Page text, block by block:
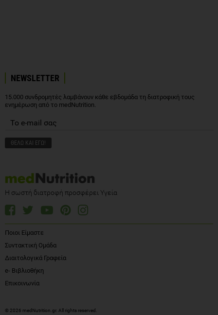
NEWSLETTER
15.000 συνδρομητές λαμβάνουν κάθε εβδομάδα τη διατροφική τους
ενημέρωση από το medNutrition.
Η σωστή διατροφή προσφέρει Υγεία
Ποιοι Είμαστε
Συντακτική Ομάδα
Διαιτολογικά Γραφεία
e- Βιβλιοθήκη
Επικοινωνία
© 2026 medNutrition.gr. All rights reserved.